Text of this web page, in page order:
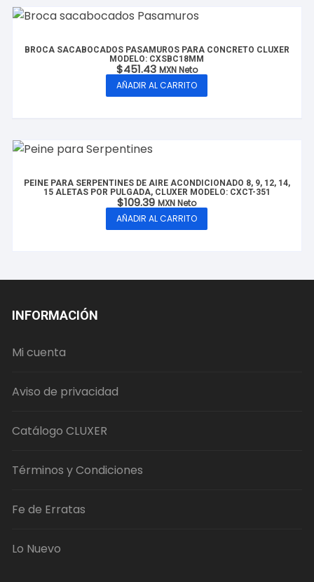
BROCA SACABOCADOS PASAMUROS PARA CONCRETO CLUXER
MODELO: CXSBC18MM
$451.43 MXN Neto
AÑADIR AL CARRITO
PEINE PARA SERPENTINES DE AIRE ACONDICIONADO 8, 9, 12, 14,
15 ALETAS POR PULGADA, CLUXER MODELO: CXCT-351
$109.39 MXN Neto
AÑADIR AL CARRITO
INFORMACIÓN
Mi cuenta
Aviso de privacidad
Catálogo CLUXER
Términos y Condiciones
Fe de Erratas
Lo Nuevo